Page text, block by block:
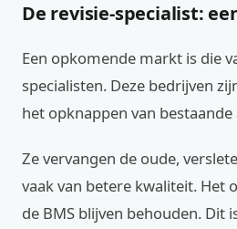
De revisie-specialist:
Een opkomende markt is die
specialisten. Deze bedrijven
het opknappen van bestaande
Ze vervangen de oude,
vaak van betere kwaliteit. Het
de BMS blijven behouden. Dit